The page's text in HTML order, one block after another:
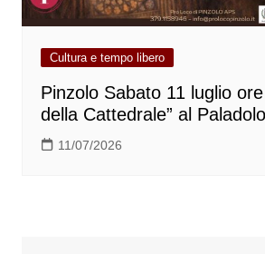
Cultura e tempo libero
Pinzolo Sabato 11 luglio
della Cattedrale” al
11/07/2026